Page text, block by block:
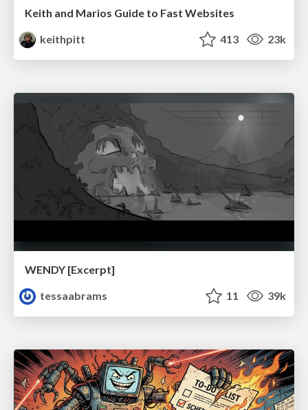
Keith and Marios Guide to Fast Websites
keithpitt
413 23k
WENDY [Excerpt]
tessaabrams
11 39k